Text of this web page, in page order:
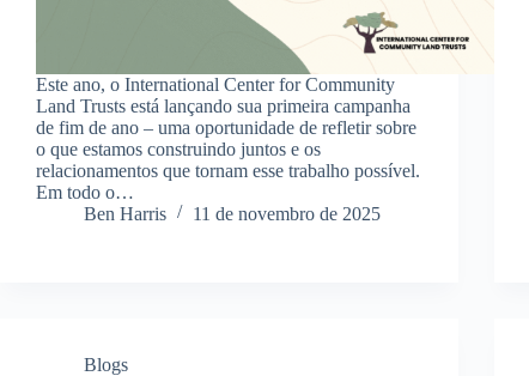
Este ano, o International Center for Community
Land Trusts está lançando sua primeira campanha
de fim de ano – uma oportunidade de refletir sobre
o que estamos construindo juntos e os
relacionamentos que tornam esse trabalho possível.
Em todo o…
Ben Harris
11 de novembro de 2025
Blogs